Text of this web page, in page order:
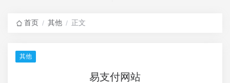
首页 / 其他 / 正文
其他
易支付网站